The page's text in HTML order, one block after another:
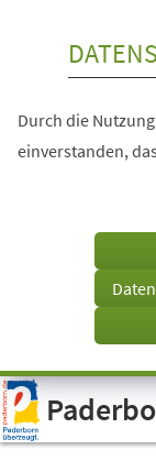
Visuelle
Assistenzsoftware
öffnen.
Durch die
einverstanden,